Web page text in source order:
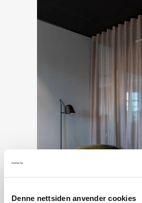
Denne nettsiden anvender cookies